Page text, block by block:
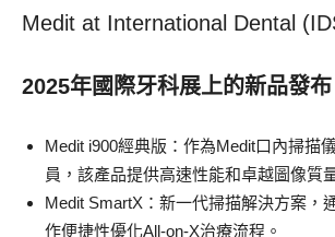
Medit at International Dental
2025年國際牙科展上的新品發布
Medit i900經典版：作為Medit口內掃描
員，該產品提供高速性能和卓越圖像質
Medit SmartX：新一代掃描解決方案，
作便捷性優化All-on-X治療流程。